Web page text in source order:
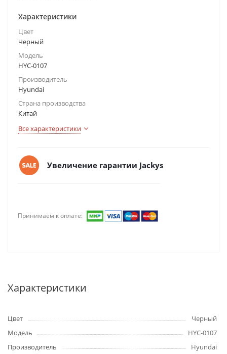
Характеристики
Цвет
Черный
Модель
HYC-0107
Производитель
Hyundai
Страна производства
Китай
Все характеристики
Увеличение гарантии Jackys
Принимаем к оплате:
Характеристики
Цвет
Черный
Модель
HYC-0107
Производитель
Hyundai